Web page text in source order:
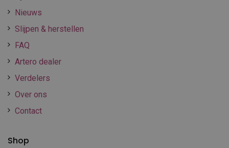
Nieuws
Slijpen & herstellen
FAQ
Artero dealer
Verdelers
Over ons
Contact
Shop